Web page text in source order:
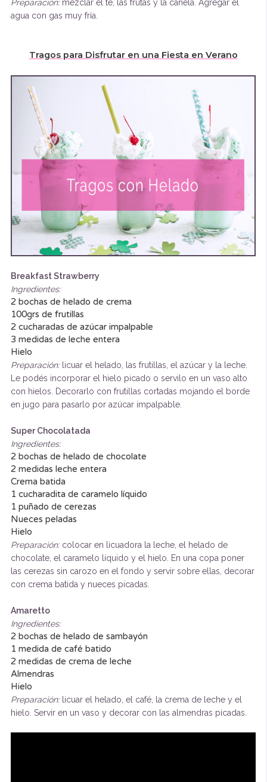
Preparación:mezclar el té, las frutas y la canela. Agregar el
agua con gas muy fría.
Tragos para Disfrutar en una Fiesta en Verano
Breakfast Strawberry
Ingredientes:
2 bochas de helado de crema
100grs de frutillas
2 cucharadas de azúcar impalpable
3 medidas de leche entera
Hielo
Preparación:licuar el helado, las frutillas, el azúcar y la leche.
Le podés incorporar el hielo picado o servilo en un vaso alto
con hielos. Decorarlo con frutillas cortadas mojando el borde
en jugo para pasarlo por azúcar impalpable.
Super Chocolatada
Ingredientes:
2 bochas de helado de chocolate
2 medidas leche entera
Crema batida
1 cucharadita de caramelo líquido
1 puñado de cerezas
Nueces peladas
Hielo
Preparación:colocar en licuadora la leche, el helado de
chocolate, el caramelo líquido y el hielo. En una copa poner
las cerezas sin carozo en el fondo y servir sobre ellas, decorar
con crema batida y nueces picadas.
Amaretto
Ingredientes:
2 bochas de helado de sambayón
1 medida de café batido
2 medidas de crema de leche
Almendras
Hielo
Preparación: licuar el helado, el café, la crema de leche y el
hielo. Servir en un vaso y decorar con las almendras picadas.